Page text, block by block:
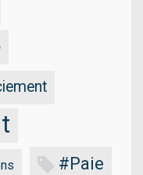
#Paie